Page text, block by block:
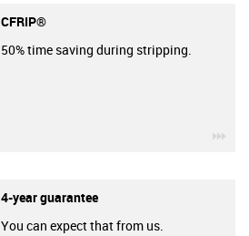
CFRIP®
50% time saving during stripping.
4-year guarantee
You can expect that from us.